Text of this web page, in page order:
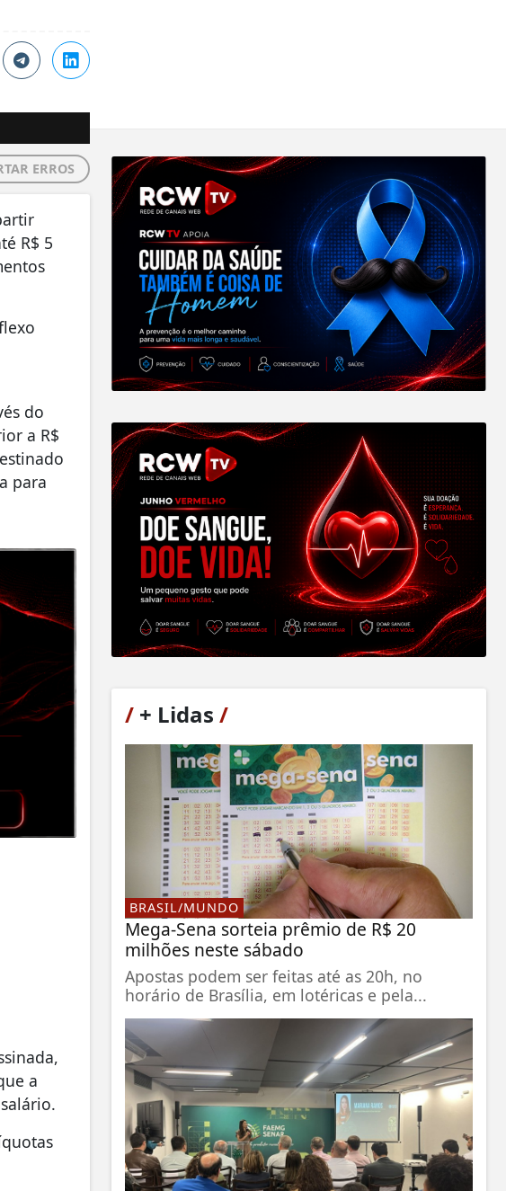
ERROS
R$ 5
do
a R$
para
a
/+ Lidas /
BRASIL/MUNDO
Mega-Sena sorteia prêmio de R$ 20
milhões neste sábado
Apostas podem ser feitas até as 20h, no
horário de Brasília, em lotéricas e pela...